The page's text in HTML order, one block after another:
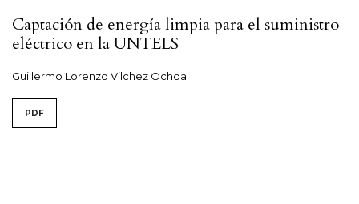
Captación de energía limpia para el suministro
eléctrico en la UNTELS
Guillermo Lorenzo Vilchez Ochoa
PDF